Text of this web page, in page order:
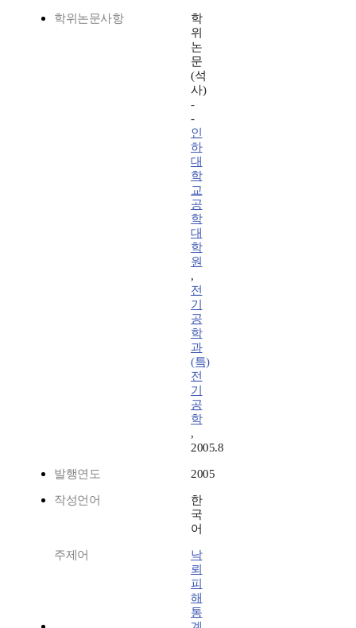
학위논문사항
학
위
논
문
(석
사)
-
-
인
하
대
학
교
공
학
대
학
원
,
전
기
공
학
과
(특)
전
기
공
학
,
2005.8
발행연도 2005
작성언어
한
국
어
주제어
낙
뢰
피
해
통